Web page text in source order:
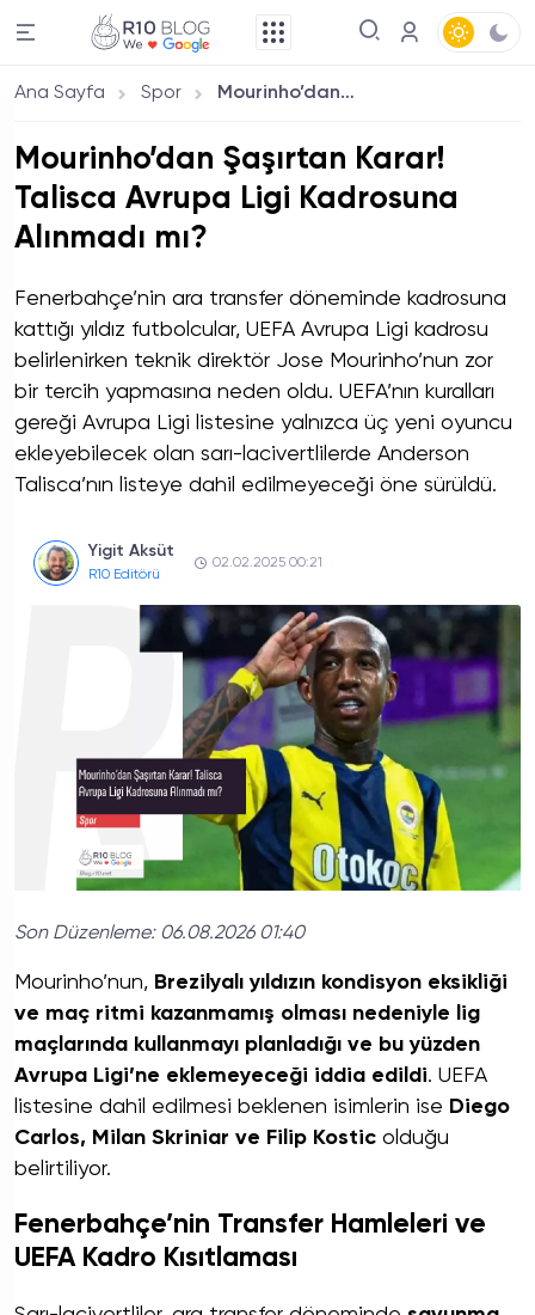
Ana Sayfa Spor Mourinho’dan Şaşırtan Karar! Talisca Avrupa Ligi Kadrosuna Alınmadı mı?
Mourinho’dan Şaşırtan Karar!
Talisca Avrupa Ligi Kadrosuna
Alınmadı mı?
Fenerbahçe’nin ara transfer döneminde kadrosuna
kattığı yıldız futbolcular, UEFA Avrupa Ligi kadrosu
belirlenirken teknik direktör Jose Mourinho’nun zor
bir tercih yapmasına neden oldu. UEFA’nın kuralları
gereği Avrupa Ligi listesine yalnızca üç yeni oyuncu
ekleyebilecek olan sarı-lacivertlilerde Anderson
Talisca’nın listeye dahil edilmeyeceği öne sürüldü.
Yigit Aksüt
R10 Editörü
02.02.2025 00:21
Son Düzenleme: 06.08.2026 01:40
Mourinho’nun, Brezilyalı yıldızın kondisyon eksikliği
ve maç ritmi kazanmamış olması nedeniyle lig
maçlarında kullanmayı planladığı ve bu yüzden
Avrupa Ligi’ne eklemeyeceği iddia edildi. UEFA
listesine dahil edilmesi beklenen isimlerin ise Diego
Carlos, Milan Skriniar ve Filip Kostic olduğu
belirtiliyor.
Fenerbahçe’nin Transfer Hamleleri ve
UEFA Kadro Kısıtlaması